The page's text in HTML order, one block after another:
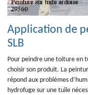
Application de
SLB
Pour peindre une toiture en
choisir son produit. La
répond aux problèmes
hydrofuge sur une tuile